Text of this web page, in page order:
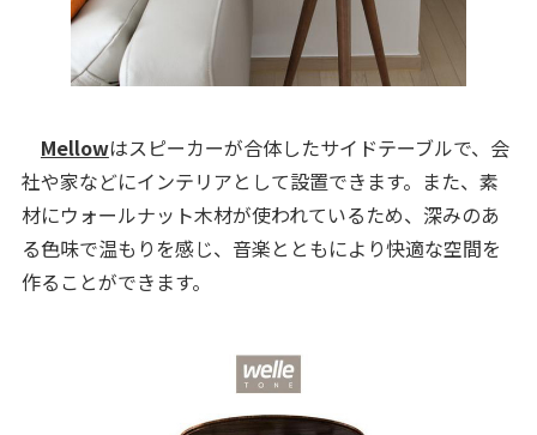
Mellowはスピーカーが合体したサイドテーブルで、会
社や家などにインテリアとして設置できます。また、素
材にウォールナット木材が使われているため、深みのあ
る色味で温もりを感じ、音楽とともにより快適な空間を
作ることができます。